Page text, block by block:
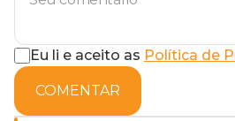
Eu li e aceito as Política de
COMENTAR